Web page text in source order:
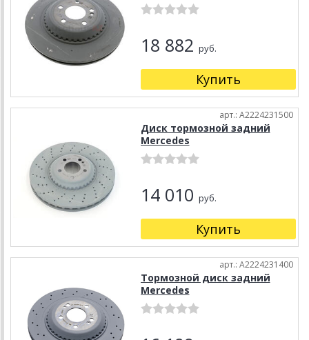
18 882 руб.
Купить
арт.: A2224231500
Диск тормозной задний
Mercedes
14 010 руб.
Купить
арт.: A2224231400
Тормозной диск задний
Mercedes